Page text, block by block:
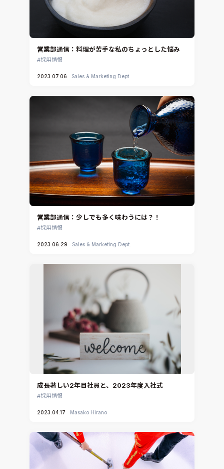
Ansys Electronics
DEMITASNX
Simcenter 3D Acoustics
Rocky
CATIA V5 Analysis
3DEXPERIENCE SIMULIA
CADfix
Ansys Granta MI
Ansys Granta Selector
営業部通信：料理が苦手な私のちょっとした悩み
採用情報
2023.07.06 Sales & Marketing Dept.
営業部通信：少しでも多く味わうには？！
採用情報
2023.06.29 Sales & Marketing Dept.
成長著しい2年目社員と、2023年度入社式
採用情報
2023.04.17 Masako Hirano